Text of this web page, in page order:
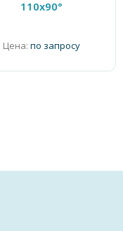
110х90°
Цена: по запросу